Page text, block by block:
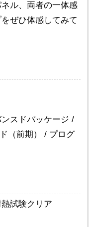
ル、両者の一体感
ぜひ体感してみて
スドパッケージ /
（前期） / プログ
試験クリア